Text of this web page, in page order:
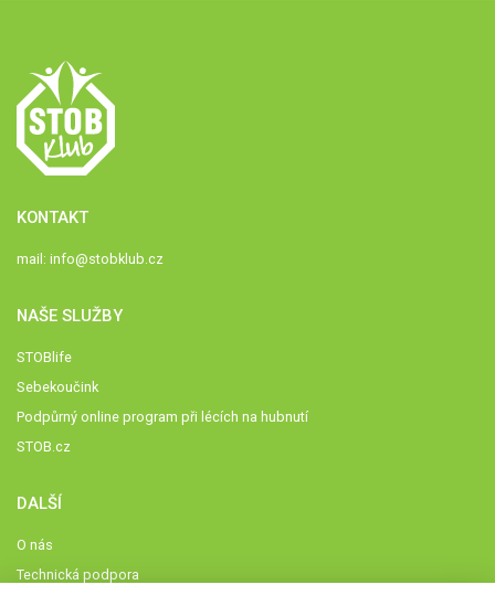
KONTAKT
mail: info@stobklub.cz
NAŠE SLUŽBY
STOBlife
Sebekoučink
Podpůrný online program při lécích na hubnutí
STOB.cz
DALŠÍ
O nás
Technická podpora